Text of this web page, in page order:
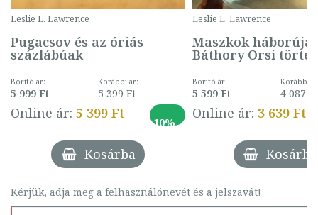
Leslie L. Lawrence
Pugacsov és az óriás
százlábúak
Borító ár:
5 999 Ft
Korábbi ár:
5 399 Ft
Online ár: 5 399 Ft
-
10%
Kosárba
Leslie L. Lawrence
Maszkok háborúja
Báthory Orsi
Borító ár:
5 599 Ft
Korábbi
4 087 Ft
Online ár: 3 639 Ft
Kosárba
Kérjük, adja meg a felhasználónevét és a jelszavát!